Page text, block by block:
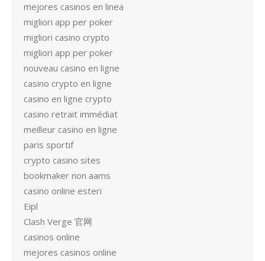
mejores casinos en linea
migliori app per poker
migliori casino crypto
migliori app per poker
nouveau casino en ligne
casino crypto en ligne
casino en ligne crypto
casino retrait immédiat
meilleur casino en ligne
paris sportif
crypto casino sites
bookmaker non aams
casino online esteri
Eipl
Clash Verge 官网
casinos online
mejores casinos online